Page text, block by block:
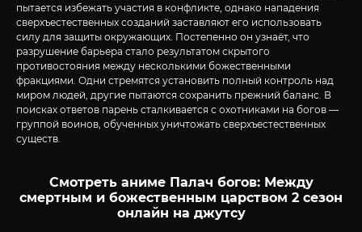
пытается избежать участия в конфликте, однако нападения
сверхъестественных созданий заставляют его использовать
силу для защиты окружающих. Постепенно он узнаёт, что
разрушение барьера стало результатом скрытого
противостояния между несколькими божественными
фракциями. Одни стремятся установить полный контроль над
миром людей, другие пытаются сохранить прежний баланс. В
поисках ответов парень сталкивается с охотниками на богов —
группой воинов, обученных уничтожать сверхъестественных
существ.
Смотреть аниме Палач богов: Между
смертным и божественным царством 2 сезон
онлайн на джутсу